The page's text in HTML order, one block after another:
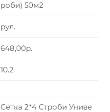
роби) 50м2
рул.
648,00р.
10.2
Сетка 2*4 Строби Униве